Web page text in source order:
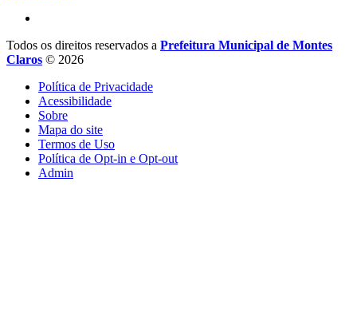
Todos os direitos reservados a Prefeitura Municipal de Montes
Claros © 2026
Política de Privacidade
Acessibilidade
Sobre
Mapa do site
Termos de Uso
Política de Opt-in e Opt-out
Admin